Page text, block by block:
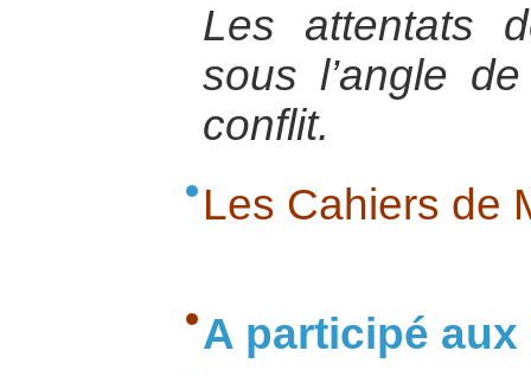
Les attentats
sous l’angle
conflit.
Les Cahiers de
A participé aux